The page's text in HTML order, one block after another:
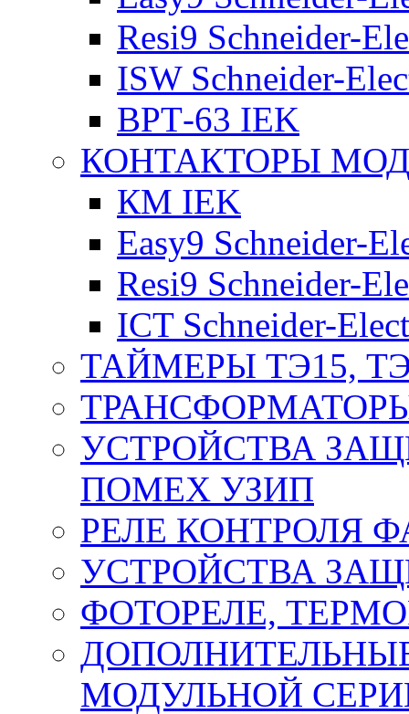
Resi9 Schneider-
ISW Schneider-
ВРТ-63 IEK
КОНТАКТОРЫ
КМ IEK
Easy9 Schneider-
Resi9 Schneider-
ICT Schneider-
ТАЙМЕРЫ ТЭ15,
УСТРОЙСТВА
ПОМЕХ УЗИП
РЕЛЕ КОНТРОЛЯ
УСТРОЙСТВА
ФОТОРЕЛЕ,
МОДУЛЬНОЙ